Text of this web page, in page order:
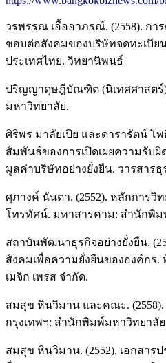
วรพรรณ เอื้ออาภรณ์. (2558). กา
ชอบต่อสังคมของบริษัทจดทะเบีย
ประเทศไทย. วิทยานิพนธ์
ปริญญาดุษฎีบัณฑิต (นิเทศศาสตร์
มหาวิทยาลัย.
ศิริพร มาลัยเปีย และดารารัตน์ โพ
สัมพันธ์ของการเปิดเผยความรับ
มูลค่าบริษัทอย่างยั่งยืน. วารสารธุ
ศุภางค์ นันตา. (2552). หลักการวิ
โทรทัศน์. มหาสารคาม: สำนักพิ
สถาบันพัฒนาธุรกิจอย่างยั่งยืน.
สังคมเพื่อความยั่งยืนขององค์กร.
เมจิก เพรส จำกัด.
สมสุข หินวิมาน และคณะ.
กรุงเทพฯ: สำนักพิมพ์มหาวิทยาลั
สมสุข หินวิมาน. (2552). เอกสาร